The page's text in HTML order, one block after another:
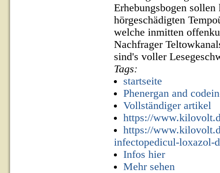
Erhebungsbogen
hörgeschädigten
welche inmitten
Nachfrager
sind's voller
Tags:
startseite
Phenergan and
Vollständiger artikel
https://
https://
infectopedicul-loxazol-
Infos hier
Mehr sehen